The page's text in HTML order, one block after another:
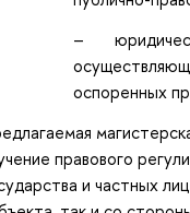
–
оспоренных
правового
и частных